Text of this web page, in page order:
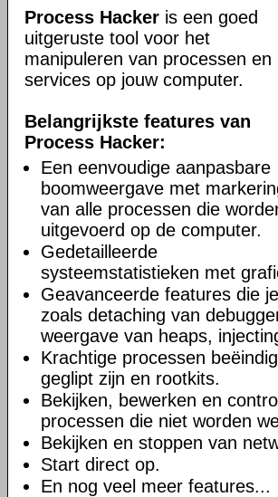
Process Hacker is een goed
uitgeruste tool voor het
manipuleren van processen en
services op jouw computer.
Belangrijkste features van
Process Hacker:
Een eenvoudige aanpasbare
boomweergave met
van alle processen die
uitgevoerd op de computer.
Gedetailleerde
systeemstatistieken met
Geavanceerde features die
zoals detaching van
weergave van heaps,
Krachtige processen
geglipt zijn en rootkits.
Bekijken, bewerken en
processen die niet worden
Bekijken en stoppen van
Start direct op.
En nog veel meer features...